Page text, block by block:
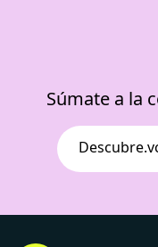
Súmate a la